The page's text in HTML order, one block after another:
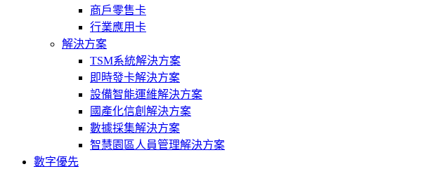
商戶零售卡
行業應用卡
解決方案
TSM系統解決方案
即時發卡解決方案
設備智能運維解決方案
國產化信創解決方案
數據採集解決方案
智慧園區人員管理解決方案
數字優先